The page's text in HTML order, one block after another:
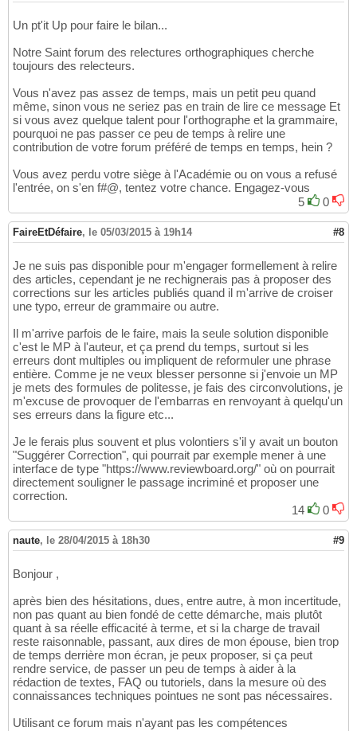
Un pt'it Up pour faire le bilan...
Notre Saint forum des relectures orthographiques cherche
toujours des relecteurs.
Vous n'avez pas assez de temps, mais un petit peu quand
même, sinon vous ne seriez pas en train de lire ce message Et
si vous avez quelque talent pour l'orthographe et la grammaire,
pourquoi ne pas passer ce peu de temps à relire une
contribution de votre forum préféré de temps en temps, hein ?
Vous avez perdu votre siège à l'Académie ou on vous a refusé
l'entrée, on s'en f#@, tentez votre chance. Engagez-vous
5
0
FaireEtDéfaire, le 05/03/2015 à 19h14 #8
Je ne suis pas disponible pour m'engager formellement à relire
des articles, cependant je ne rechignerais pas à proposer des
corrections sur les articles publiés quand il m'arrive de croiser
une typo, erreur de grammaire ou autre.
Il m'arrive parfois de le faire, mais la seule solution disponible
c'est le MP à l'auteur, et ça prend du temps, surtout si les
erreurs dont multiples ou impliquent de reformuler une phrase
entière. Comme je ne veux blesser personne si j'envoie un MP
je mets des formules de politesse, je fais des circonvolutions, je
m'excuse de provoquer de l'embarras en renvoyant à quelqu'un
ses erreurs dans la figure etc...
Je le ferais plus souvent et plus volontiers s'il y avait un bouton
"Suggérer Correction", qui pourrait par exemple mener à une
interface de type "https://www.reviewboard.org/" où on pourrait
directement souligner le passage incriminé et proposer une
correction.
14
0
naute, le 28/04/2015 à 18h30 #9
Bonjour ,
après bien des hésitations, dues, entre autre, à mon incertitude,
non pas quant au bien fondé de cette démarche, mais plutôt
quant à sa réelle efficacité à terme, et si la charge de travail
reste raisonnable, passant, aux dires de mon épouse, bien trop
de temps derrière mon écran, je peux proposer, si ça peut
rendre service, de passer un peu de temps à aider à la
rédaction de textes, FAQ ou tutoriels, dans la mesure où des
connaissances techniques pointues ne sont pas nécessaires.
Utilisant ce forum mais n'ayant pas les compétences